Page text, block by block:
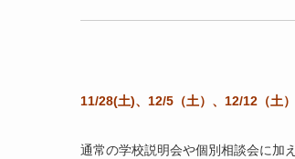
11/28(土)、12/5（土）、12/12（土
通常の学校説明会や個別相談会に加